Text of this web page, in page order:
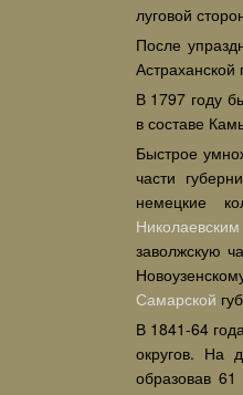
луговой
После
Астраханской
В 1797 году
в составе
Быстрое
части
немецкие
Николаевским
заволжскую
Самарской
В 1841-64
округов. На
образовав